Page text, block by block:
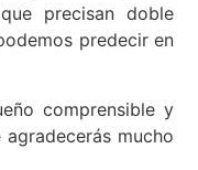
precisan doble
predecir en
comprensible y
mucho